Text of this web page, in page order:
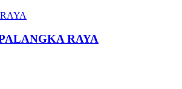
RAYA